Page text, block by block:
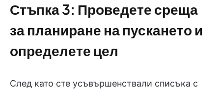
Стъпка 3: Проведете среща
за планиране на пускането и
определете цел
След като сте усъвършенствали списъка с